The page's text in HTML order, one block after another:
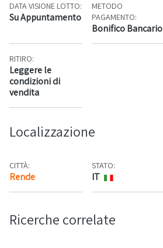
DATA VISIONE LOTTO:
Su Appuntamento
METODO
PAGAMENTO:
Bonifico Bancario
RITIRO:
Leggere le
condizioni di
vendita
Localizzazione
CITTÀ:
Rende Mappa
STATO:
IT
Ricerche correlate